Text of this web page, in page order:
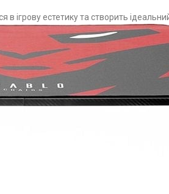
ігрову естетику та створить